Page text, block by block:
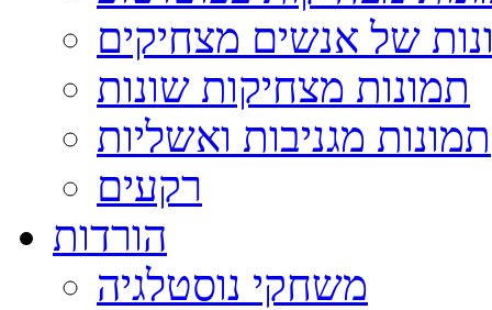
של אנשים מצחיקים
תמונות מצחיקות שונות
תמונות מגניבות ואשליות
רקעים
הורדות
משחקי נוסטלגיה